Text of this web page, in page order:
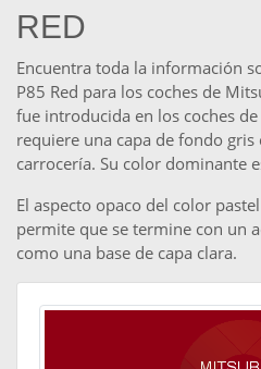
RED
Encuentra toda la información
P85 Red para los coches de
fue introducida en los coches
requiere una capa de fondo gris
carrocería. Su color dominante
El aspecto opaco del color
permite que se termine con un
como una base de capa clara.